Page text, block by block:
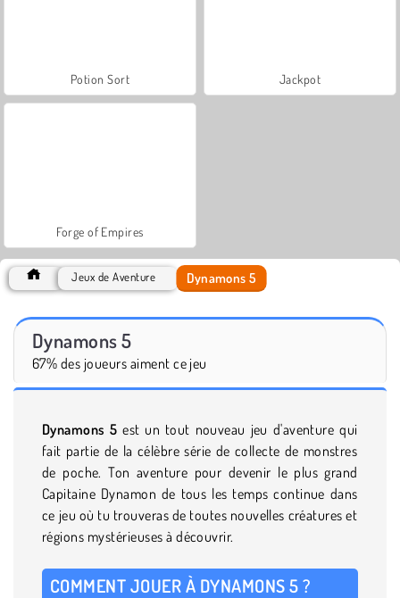
Potion Sort Jackpot
Forge of Empires
Jeux de Aventure Dynamons 5
Dynamons 5
67% des joueurs aiment ce jeu
Dynamons 5est un tout nouveau jeu d'aventure qui
fait partie de la célèbre série de collecte de monstres
de poche. Ton aventure pour devenir le plus grand
Capitaine Dynamon de tous les temps continue dans
ce jeu où tu trouveras de toutes nouvelles créatures et
régions mystérieuses à découvrir.
COMMENT JOUER À DYNAMONS 5 ?